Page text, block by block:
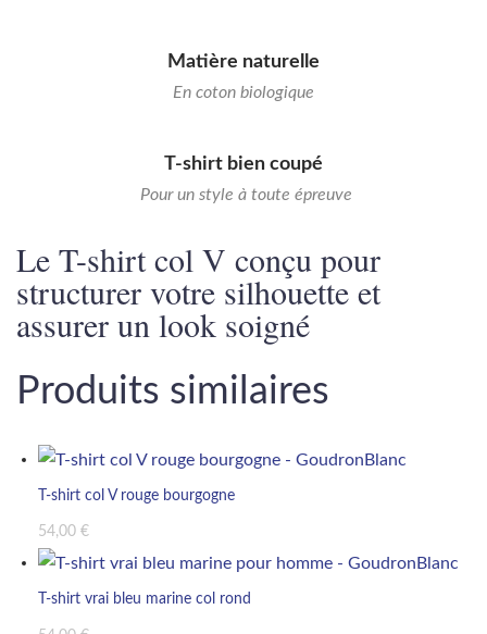
Matière naturelle
En coton biologique
T-shirt bien coupé
Pour un style à toute épreuve
Le T-shirt col V conçu pour
structurer votre silhouette et
assurer un look soigné
Produits similaires
T-shirt col V rouge bourgogne
54,00 €
T-shirt vrai bleu marine col rond